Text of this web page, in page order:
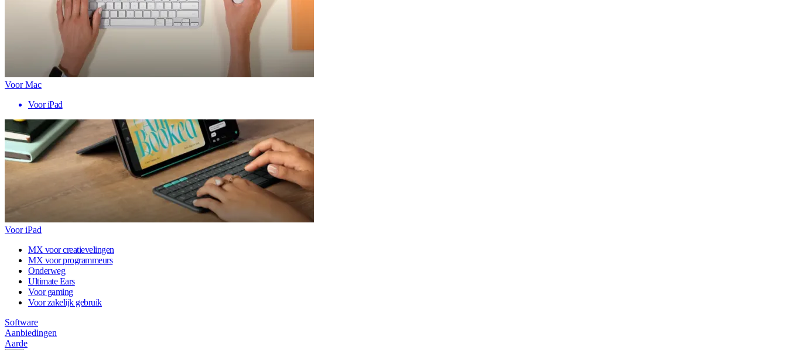
Voor Mac
Voor iPad
Voor iPad
MX voor creatievelingen
MX voor programmeurs
Onderweg
Ultimate Ears
Voor gaming
Voor zakelijk gebruik
Software
Aanbiedingen
Aarde